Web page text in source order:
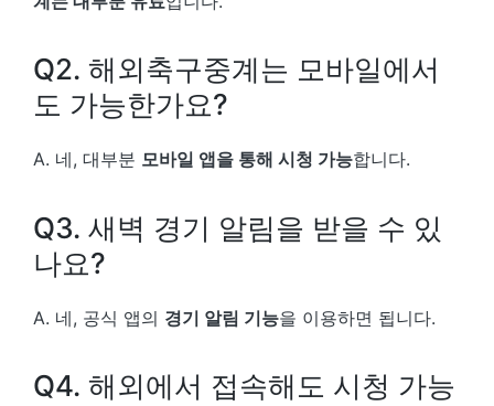
Q2. 해외축구중계는 모바일에서
도 가능한가요?
A. 네, 대부분 모바일 앱을 통해 시청 가능합니다.
Q3. 새벽 경기 알림을 받을 수 있
나요?
A. 네, 공식 앱의 경기 알림 기능을 이용하면 됩니다.
Q4. 해외에서 접속해도 시청 가능